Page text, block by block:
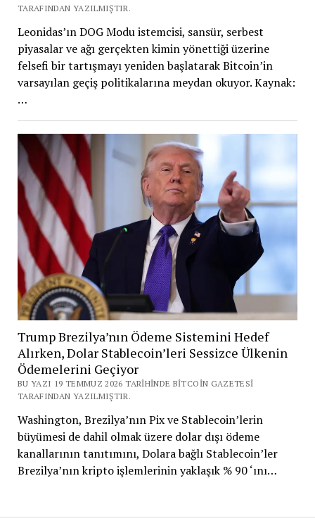
TARAFINDAN YAZILMIŞTIR.
Leonidas’ın DOG Modu istemcisi, sansür, serbest
piyasalar ve ağı gerçekten kimin yönettiği üzerine
felsefi bir tartışmayı yeniden başlatarak Bitcoin’in
varsayılan geçiş politikalarına meydan okuyor. Kaynak:
…
Trump Brezilya’nın Ödeme Sistemini Hedef
Alırken, Dolar Stablecoin’leri Sessizce Ülkenin
Ödemelerini Geçiyor
BU YAZI 19 TEMMUZ 2026 TARIHINDE BITCOIN GAZETESI
TARAFINDAN YAZILMIŞTIR.
Washington, Brezilya’nın Pix ve Stablecoin’lerin
büyümesi de dahil olmak üzere dolar dışı ödeme
kanallarının tanıtımını, Dolara bağlı Stablecoin’ler
Brezilya’nın kripto işlemlerinin yaklaşık % 90 ‘ını…